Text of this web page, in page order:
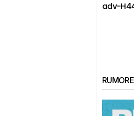
adv-
RUMORE